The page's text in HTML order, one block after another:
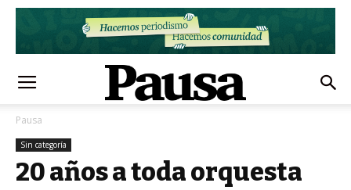
Pausa
Sin categoría
20 años a toda orquesta